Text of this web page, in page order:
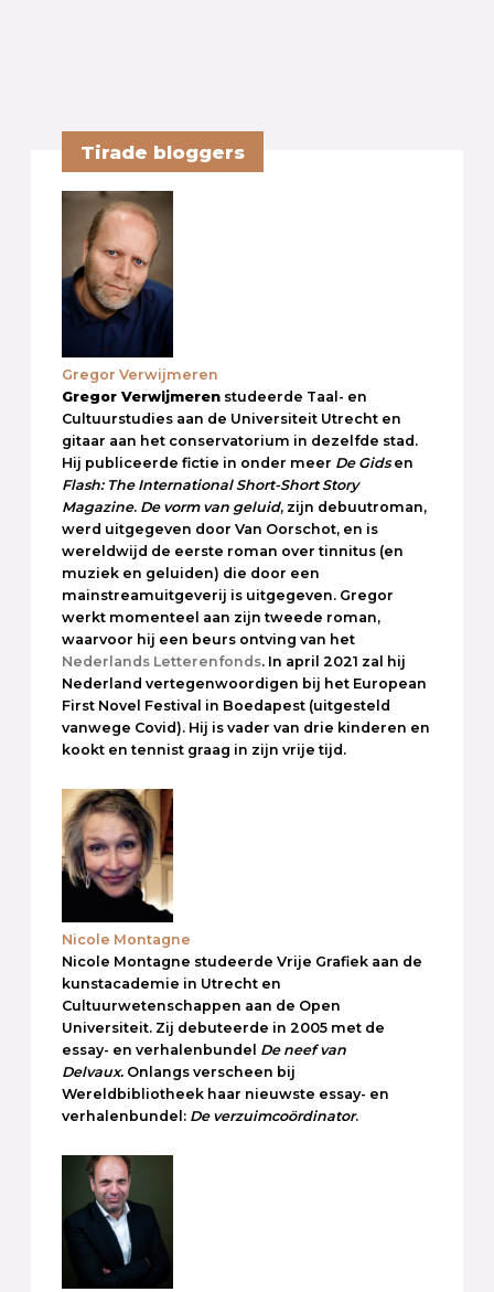
Tirade bloggers
Gregor Verwijmeren
Gregor Verwijmeren studeerde Taal- en
Cultuurstudies aan de Universiteit Utrecht en
gitaar aan het conservatorium in dezelfde stad.
Hij publiceerde fictie in onder meer De Gidsen
Flash: The International Short-Short Story
Magazine. De vorm van geluid, zijn debuutroman,
werd uitgegeven door Van Oorschot, en is
wereldwijd de eerste roman over tinnitus (en
muziek en geluiden) die door een
mainstreamuitgeverij is uitgegeven. Gregor
werkt momenteel aan zijn tweede roman,
waarvoor hij een beurs ontving van het
Nederlands Letterenfonds. In april 2021 zal hij
Nederland vertegenwoordigen bij het European
First Novel Festival in Boedapest (uitgesteld
vanwege Covid). Hij is vader van drie kinderen en
kookt en tennist graag in zijn vrije tijd.
Nicole Montagne
Nicole Montagne studeerde Vrije Grafiek aan de
kunstacademie in Utrecht en
Cultuurwetenschappen aan de Open
Universiteit. Zij debuteerde in 2005 met de
essay- en verhalenbundel De neef van
Delvaux. Onlangs verscheen bij
Wereldbibliotheek haar nieuwste essay- en
verhalenbundel: De verzuimcoördinator.